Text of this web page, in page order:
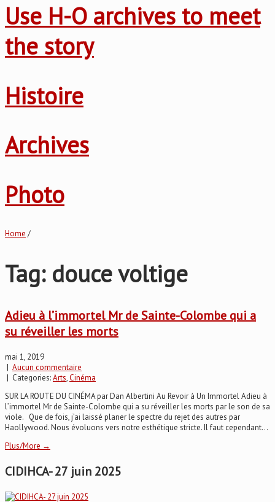
Use H-O archives to meet
the story
Histoire
Archives
Photo
Home /
Tag: douce voltige
Adieu à l’immortel Mr de Sainte-Colombe qui a
su réveiller les morts
mai 1, 2019
| Aucun commentaire
| Categories:Arts,Cinéma
SUR LA ROUTE DU CINÉMA par Dan Albertini Au Revoir à Un Immortel Adieu à
l’immortel Mr de Sainte-Colombe qui a su réveiller les morts par le son de sa
viole. Que de fois, j’ai laissé planer le spectre du rejet des autres par
Haollywood. Nous évoluons vers notre esthétique stricte. Il faut cependant...
Plus/More →
CIDIHCA- 27 juin 2025